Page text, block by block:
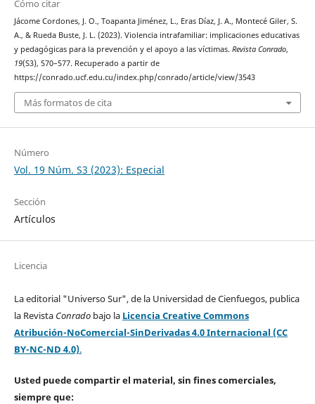
Cómo citar
Jácome Cordones, J. O., Toapanta Jiménez, L., Eras Díaz, J. A., Montecé Giler, S.
A., & Rueda Buste, J. L. (2023). Violencia intrafamiliar: implicaciones educativas
y pedagógicas para la prevención y el apoyo a las víctimas. Revista Conrado,
19(S3), 570–577. Recuperado a partir de
https://conrado.ucf.edu.cu/index.php/conrado/article/view/3543
Más formatos de cita
Número
Vol. 19 Núm. S3 (2023): Especial
Sección
Artículos
Licencia
La editorial "Universo Sur", de la Universidad de Cienfuegos, publica
la Revista Conradobajo la Licencia Creative Commons
Atribución-NoComercial-SinDerivadas 4.0 Internacional (CC
BY-NC-ND 4.0).
Usted puede compartir el material, sin fines comerciales,
siempre que: